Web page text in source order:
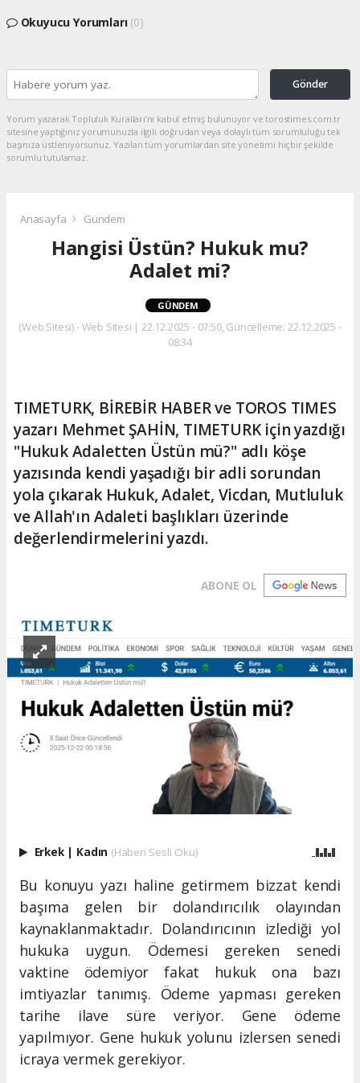
Okuyucu Yorumları (0)
Gönder
Yorum yazarak Topluluk Kuralları’nı kabul etmiş bulunuyor ve torostimes.com.tr
sitesine yaptığınız yorumunuzla ilgili doğrudan veya dolaylı tüm sorumluluğu tek
başınıza üstleniyorsunuz. Yazılan tüm yorumlardan site yönetimi hiçbir şekilde
sorumlu tutulamaz.
Anasayfa Gündem
Hangisi Üstün? Hukuk mu?
Adalet mi?
GÜNDEM
(Web Sitesi) - Web Sitesi | 22.12.2025 - 07:50, Güncelleme: 22.12.2025 -
08:34
TIMETURK, BİREBİR HABER ve TOROS TIMES
yazarı Mehmet ŞAHİN, TIMETURK için yazdığı
"Hukuk Adaletten Üstün mü?" adlı köşe
yazısında kendi yaşadığı bir adli sorundan
yola çıkarak Hukuk, Adalet, Vicdan, Mutluluk
ve Allah'ın Adaleti başlıkları üzerinde
değerlendirmelerini yazdı.
ABONE OL
Erkek | Kadın (Haberi Sesli Oku)
Bu konuyu yazı haline getirmem bizzat kendi
başıma gelen bir dolandırıcılık olayından
kaynaklanmaktadır. Dolandırıcının izlediği yol
hukuka uygun. Ödemesi gereken senedi
vaktine ödemiyor fakat hukuk ona bazı
imtiyazlar tanımış. Ödeme yapması gereken
tarihe ilave süre veriyor. Gene ödeme
yapılmıyor. Gene hukuk yolunu izlersen senedi
icraya vermek gerekiyor.